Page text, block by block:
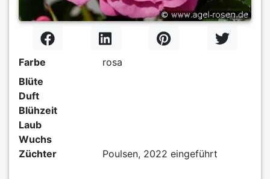
Farbe
rosa
Blüte
Duft
Blühzeit
Laub
Wuchs
Züchter
Poulsen, 2022 eingeführt